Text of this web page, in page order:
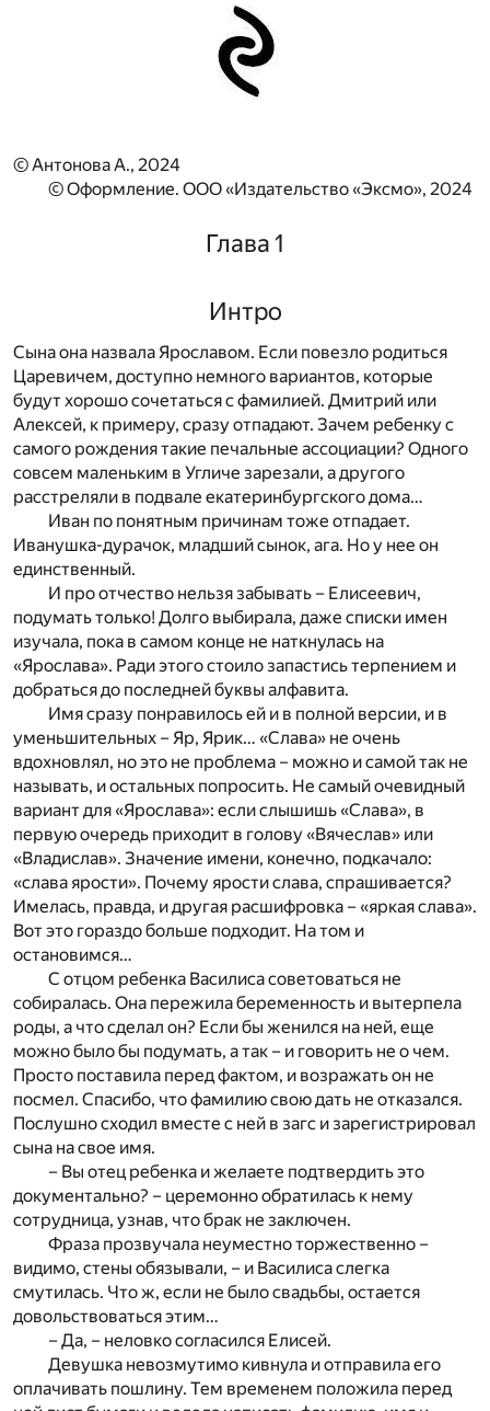
© Антонова А., 2024
© Оформление. ООО «Издательство «Эксмо», 2024
Глава 1
Интро
Сына она назвала Ярославом. Если повезло родиться
Царевичем, доступно немного вариантов, которые
будут хорошо сочетаться с фамилией. Дмитрий или
Алексей, к примеру, сразу отпадают. Зачем ребенку с
самого рождения такие печальные ассоциации? Одного
совсем маленьким в Угличе зарезали, а другого
расстреляли в подвале екатеринбургского дома…
Иван по понятным причинам тоже отпадает.
Иванушка-дурачок, младший сынок, ага. Но у нее он
единственный.
И про отчество нельзя забывать – Елисеевич,
подумать только! Долго выбирала, даже списки имен
изучала, пока в самом конце не наткнулась на
«Ярослава». Ради этого стоило запастись терпением и
добраться до последней буквы алфавита.
Имя сразу понравилось ей и в полной версии, и в
уменьшительных – Яр, Ярик… «Слава» не очень
вдохновлял, но это не проблема – можно и самой так не
называть, и остальных попросить. Не самый очевидный
вариант для «Ярослава»: если слышишь «Слава», в
первую очередь приходит в голову «Вячеслав» или
«Владислав». Значение имени, конечно, подкачало:
«слава ярости». Почему ярости слава, спрашивается?
Имелась, правда, и другая расшифровка – «яркая слава».
Вот это гораздо больше подходит. На том и
остановимся…
С отцом ребенка Василиса советоваться не
собиралась. Она пережила беременность и вытерпела
роды, а что сделал он? Если бы женился на ней, еще
можно было бы подумать, а так – и говорить не о чем.
Просто поставила перед фактом, и возражать он не
посмел. Спасибо, что фамилию свою дать не отказался.
Послушно сходил вместе с ней в загс и зарегистрировал
сына на свое имя.
– Вы отец ребенка и желаете подтвердить это
документально? – церемонно обратилась к нему
сотрудница, узнав, что брак не заключен.
Фраза прозвучала неуместно торжественно –
видимо, стены обязывали, – и Василиса слегка
смутилась. Что ж, если не было свадьбы, остается
довольствоваться этим…
– Да, – неловко согласился Елисей.
Девушка невозмутимо кивнула и отправила его
оплачивать пошлину. Тем временем положила перед